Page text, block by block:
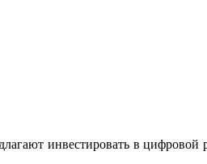
инвестировать в